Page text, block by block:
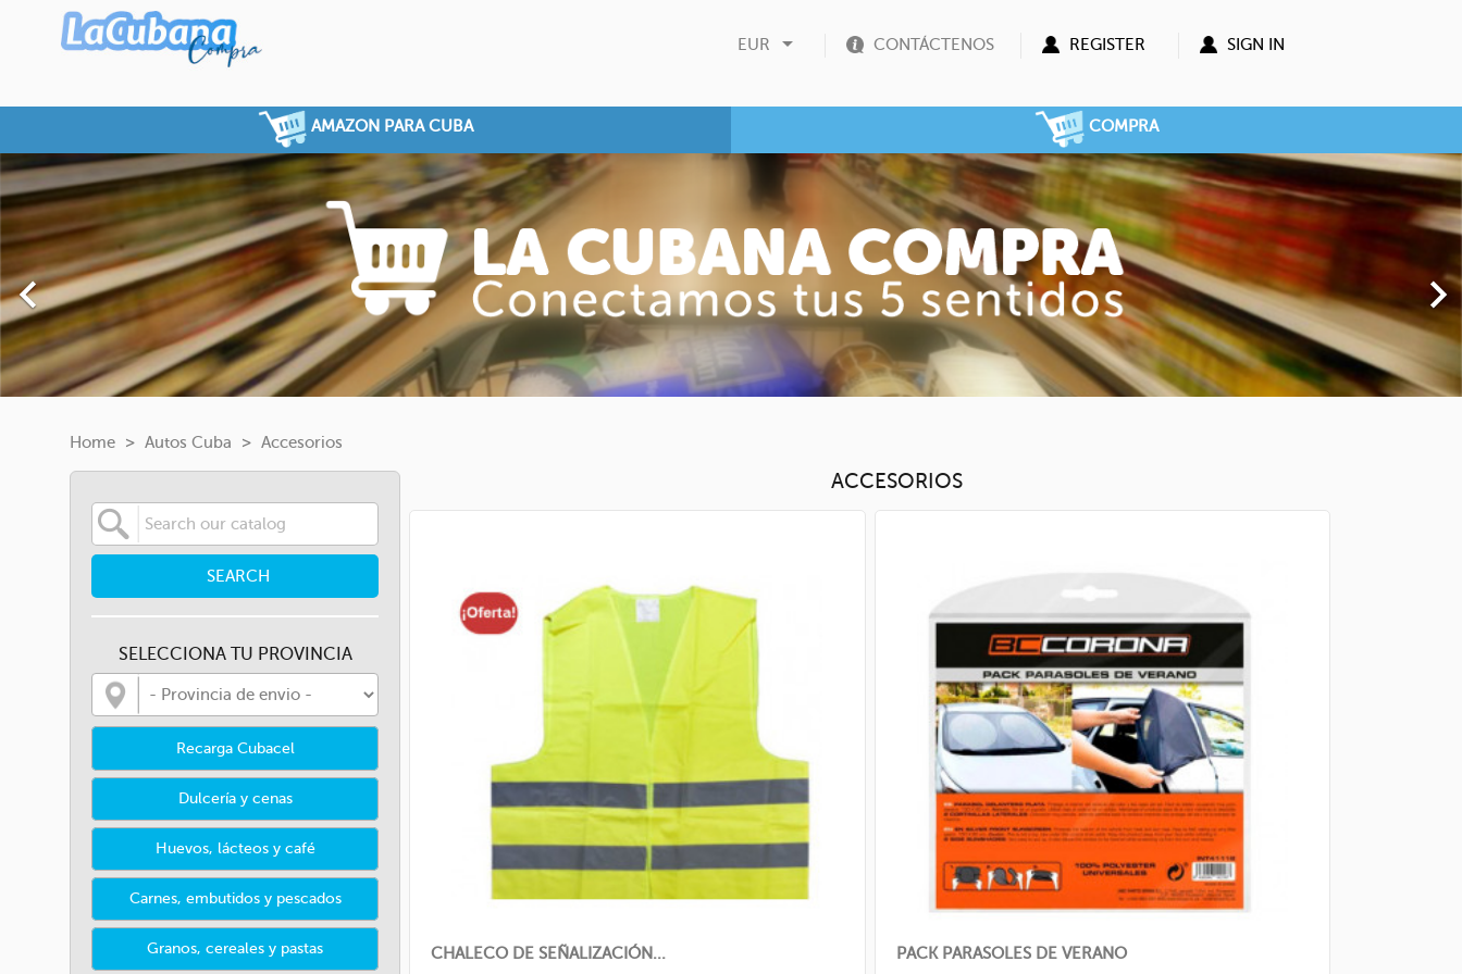
EUR  CONTÁCTENOS REGISTER SIGN IN
AMAZON PARA CUBA COMPRA

Previous Next
Home Autos Cuba Accesorios
SEARCH
SELECCIONA TU PROVINCIA
Recarga Cubacel
Dulcería y cenas
Huevos, lácteos y café
Carnes, embutidos y pescados
Granos, cereales y pastas
ACCESORIOS
CHALECO DE SEÑALIZACIÓN... PACK PARASOLES DE VERANO